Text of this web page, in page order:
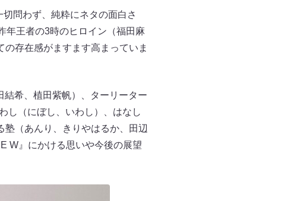
問わず、純粋にネタの面白さ
年王者の3時のヒロイン（福田麻
存在感がますます高まっていま
希、植田紫帆）、ターリーター
し（にぼし、いわし）、はなし
（あんり、きりやはるか、田辺
W』にかける思いや今後の展望